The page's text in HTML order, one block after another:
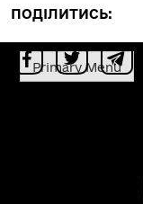
ПОДІЛИТИСЬ:
Primary Menu